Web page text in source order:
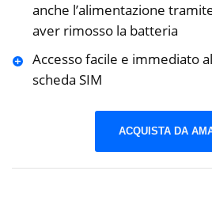
anche l’alimentazione
aver rimosso la batteria
Accesso facile e immediato
scheda SIM
ACQUISTA DA